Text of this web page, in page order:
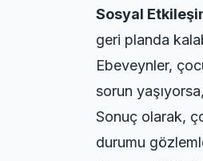
Sosyal
geri planda
Ebeveynler,
sorun
Sonuç olarak,
durumu